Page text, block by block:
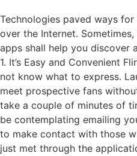
Technologies paved ways
over the Internet.
apps shall help you discover
1. It’s Easy and Convenient
not know what to express.
meet prospective fans
take a couple of minutes of
be contemplating emailing
to make contact with those
just met through the